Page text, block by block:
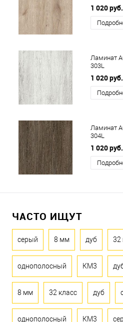
1 020 руб.
Ламинат
303L
1 020 руб.
Ламинат
304L
1 020 руб.
ЧАСТО ИЩУТ
серый 8 мм дуб 32
однополосный КМ3
8 мм 32 класс дуб
однополосный КМ3